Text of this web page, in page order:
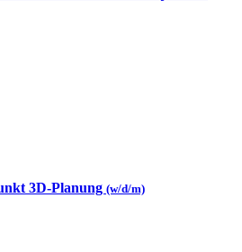
3D-Planung (w/d/m)